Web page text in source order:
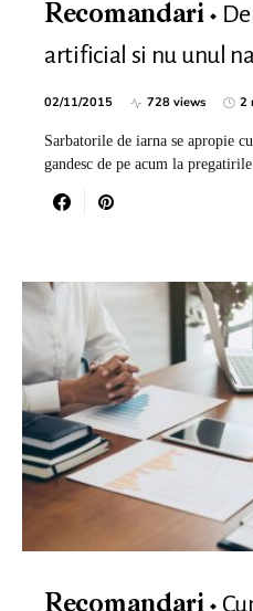
Recomandari
artificial si nu unul
02/11/2015 728 views 2
Sarbatorile de iarna se apropie
gandesc de pe acum la